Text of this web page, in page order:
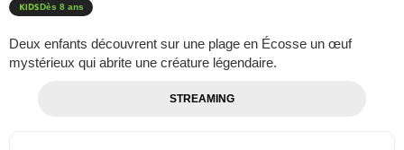
Dès 8 ans
Deux enfants découvrent sur une plage en Écosse un œuf
mystérieux qui abrite une créature légendaire.
STREAMING